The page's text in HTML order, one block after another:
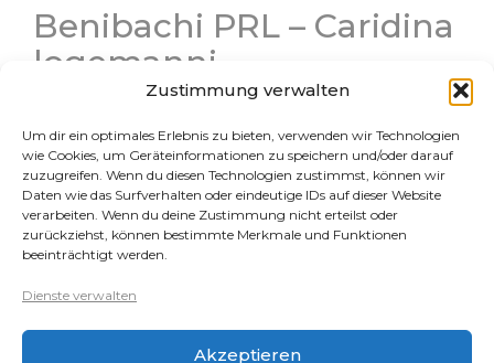
Zustimmung verwalten
Um dir ein optimales Erlebnis zu bieten, verwenden wir Technologien
wie Cookies, um Geräteinformationen zu speichern und/oder darauf
zuzugreifen. Wenn du diesen Technologien zustimmst, können wir
Daten wie das Surfverhalten oder eindeutige IDs auf dieser Website
verarbeiten. Wenn du deine Zustimmung nicht erteilst oder
zurückziehst, können bestimmte Merkmale und Funktionen
beeinträchtigt werden.
Dienste verwalten
Akzeptieren
Benibachi PRL – Caridina
logemanni
Bei der Benibachi Garnele handelt es sich um eine
Zuchtlinie der Caridina logemanni aus Japan. Der
Züchter hat seine Zuchtlinie mit viel Aufwand laufend
selektiert und weiter verbessert. Seine Zuchttiere
waren anfangs extrem hochpreisig und für…